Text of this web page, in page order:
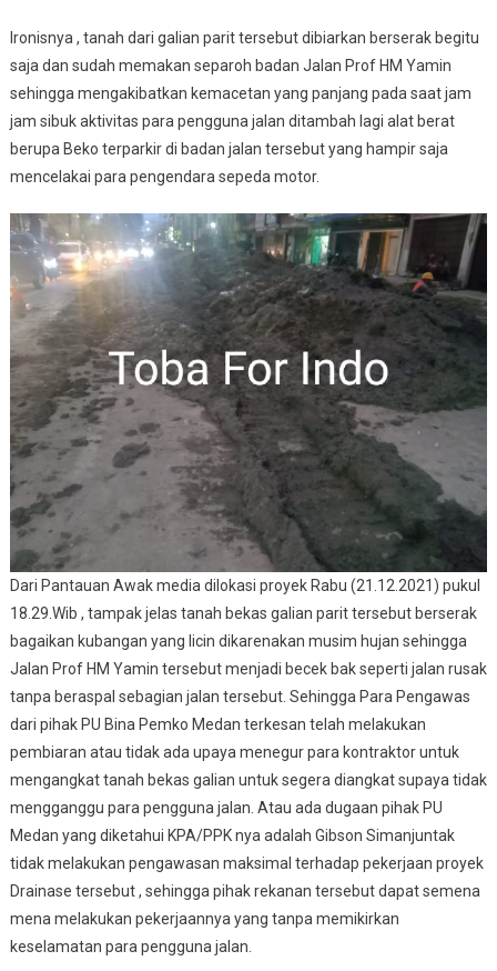
Ironisnya , tanah dari galian parit tersebut dibiarkan berserak begitu
saja dan sudah memakan separoh badan Jalan Prof HM Yamin
sehingga mengakibatkan kemacetan yang panjang pada saat jam
jam sibuk aktivitas para pengguna jalan ditambah lagi alat berat
berupa Beko terparkir di badan jalan tersebut yang hampir saja
mencelakai para pengendara sepeda motor.
Dari Pantauan Awak media dilokasi proyek Rabu (21.12.2021) pukul
18.29.Wib , tampak jelas tanah bekas galian parit tersebut berserak
bagaikan kubangan yang licin dikarenakan musim hujan sehingga
Jalan Prof HM Yamin tersebut menjadi becek bak seperti jalan rusak
tanpa beraspal sebagian jalan tersebut. Sehingga Para Pengawas
dari pihak PU Bina Pemko Medan terkesan telah melakukan
pembiaran atau tidak ada upaya menegur para kontraktor untuk
mengangkat tanah bekas galian untuk segera diangkat supaya tidak
mengganggu para pengguna jalan. Atau ada dugaan pihak PU
Medan yang diketahui KPA/PPK nya adalah Gibson Simanjuntak
tidak melakukan pengawasan maksimal terhadap pekerjaan proyek
Drainase tersebut , sehingga pihak rekanan tersebut dapat semena
mena melakukan pekerjaannya yang tanpa memikirkan
keselamatan para pengguna jalan.